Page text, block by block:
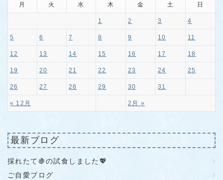
月 火 水 木 金 土 日
« 12月 2月 »
1 2 3 4
5 6 7 8 9 10 11
12 13 14 15 16 17 18
19 20 21 22 23 24 25
26 27 28 29 30 31
最新ブログ
採れたて🍇の試食しました💖
ご自愛ブログ